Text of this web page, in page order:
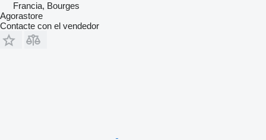
Francia, Bourges
Agorastore
Contacte con el vendedor